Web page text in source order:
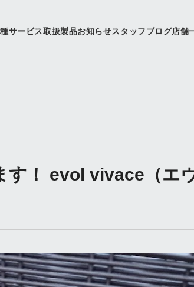
サービス取扱製品お知らせスタッフブログ店舗
す！ evol vivace（エ